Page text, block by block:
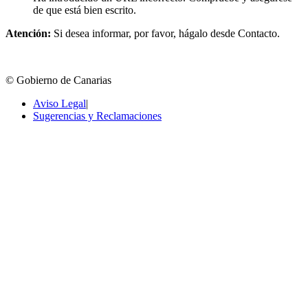
de que está bien escrito.
Atención: Si desea informar, por favor, hágalo desde Contacto.
© Gobierno de Canarias
Aviso Legal|
Sugerencias y Reclamaciones